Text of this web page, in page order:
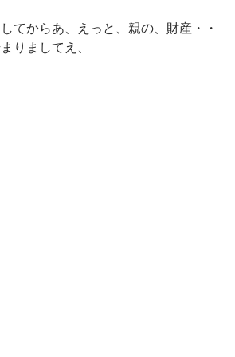
てからあ、えっと、親の、財産・・
りましてえ、